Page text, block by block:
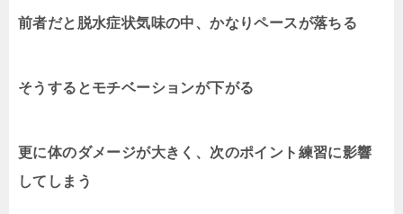
前者だと脱水症状気味の中、かなりペースが落ちる
そうするとモチベーションが下がる
更に体のダメージが大きく、次のポイント練習に影響
してしまう